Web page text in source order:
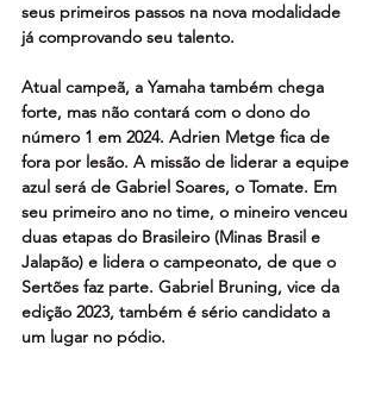
seus primeiros passos na nova modalidade
já comprovando seu talento.
Atual campeã, a Yamaha também chega
forte, mas não contará com o dono do
número 1 em 2024. Adrien Metge fica de
fora por lesão. A missão de liderar a equipe
azul será de Gabriel Soares, o Tomate. Em
seu primeiro ano no time, o mineiro venceu
duas etapas do Brasileiro (Minas Brasil e
Jalapão) e lidera o campeonato, de que o
Sertões faz parte. Gabriel Bruning, vice da
edição 2023, também é sério candidato a
um lugar no pódio.